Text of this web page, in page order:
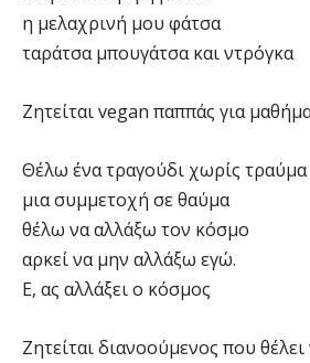
η μελαχρινή μου φάτσα
ταράτσα μπουγάτσα και ντρόγκα
Ζητείται vegan παππάς για
Θέλω ένα τραγούδι χωρίς τραύμα
μια συμμετοχή σε θαύμα
θέλω να αλλάξω τον κόσμο
αρκεί να μην αλλάξω εγώ.
Ε, ας αλλάξει ο κόσμος
Ζητείται διανοούμενος που